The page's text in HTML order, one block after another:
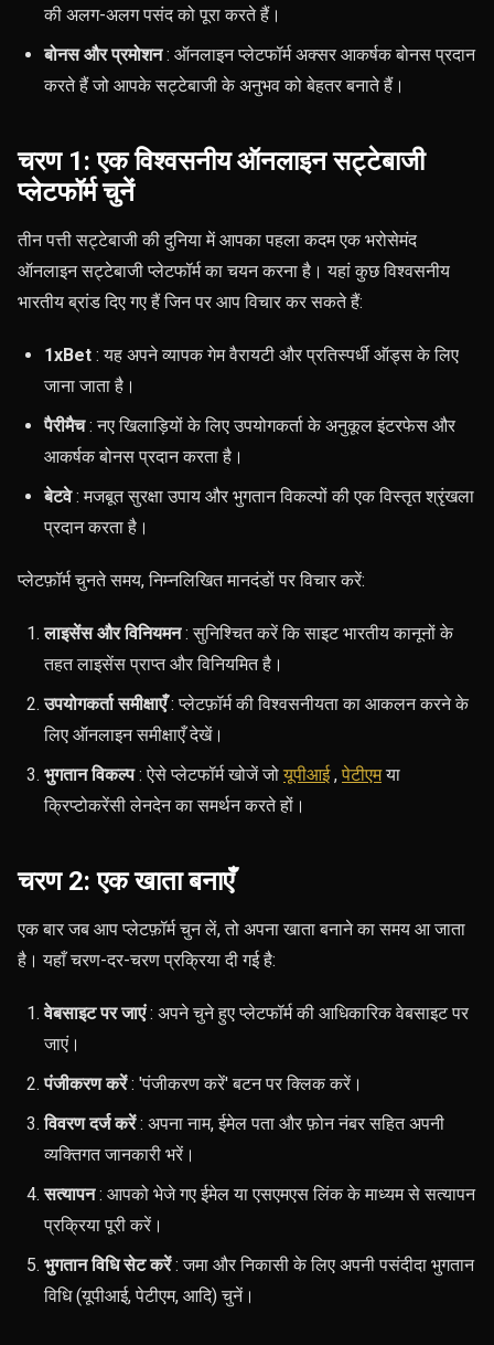
की अलग-अलग पसंद को पूरा करते हैं।
बोनस और प्रमोशन: ऑनलाइन प्लेटफॉर्म अक्सर आकर्षक बोनस प्रदान
करते हैं जो आपके सट्टेबाजी के अनुभव को बेहतर बनाते हैं।
चरण 1: एक विश्वसनीय ऑनलाइन सट्टेबाजी
प्लेटफॉर्म चुनें
तीन पत्ती सट्टेबाजी की दुनिया में आपका पहला कदम एक भरोसेमंद
ऑनलाइन सट्टेबाजी प्लेटफॉर्म का चयन करना है। यहां कुछ विश्वसनीय
भारतीय ब्रांड दिए गए हैं जिन पर आप विचार कर सकते हैं:
1xBet : यह अपने व्यापक गेम वैरायटी और प्रतिस्पर्धी ऑड्स के लिए
जाना जाता है।
पैरीमैच: नए खिलाड़ियों के लिए उपयोगकर्ता के अनुकूल इंटरफेस और
आकर्षक बोनस प्रदान करता है।
बेटवे: मजबूत सुरक्षा उपाय और भुगतान विकल्पों की एक विस्तृत श्रृंखला
प्रदान करता है।
प्लेटफ़ॉर्म चुनते समय, निम्नलिखित मानदंडों पर विचार करें:
लाइसेंस और विनियमन: सुनिश्चित करें कि साइट भारतीय कानूनों के
तहत लाइसेंस प्राप्त और विनियमित है।
उपयोगकर्ता समीक्षाएँ: प्लेटफ़ॉर्म की विश्वसनीयता का आकलन करने के
लिए ऑनलाइन समीक्षाएँ देखें।
भुगतान विकल्प: ऐसे प्लेटफॉर्म खोजें जोयूपीआई,पेटीएमया
क्रिप्टोकरेंसी लेनदेन का समर्थन करते हों।
चरण 2: एक खाता बनाएँ
एक बार जब आप प्लेटफ़ॉर्म चुन लें, तो अपना खाता बनाने का समय आ जाता
है। यहाँ चरण-दर-चरण प्रक्रिया दी गई है:
वेबसाइट पर जाएं: अपने चुने हुए प्लेटफॉर्म की आधिकारिक वेबसाइट पर
जाएं।
पंजीकरण करें: 'पंजीकरण करें' बटन पर क्लिक करें।
विवरण दर्ज करें: अपना नाम, ईमेल पता और फ़ोन नंबर सहित अपनी
व्यक्तिगत जानकारी भरें।
सत्यापन: आपको भेजे गए ईमेल या एसएमएस लिंक के माध्यम से सत्यापन
प्रक्रिया पूरी करें।
भुगतान विधि सेट करें: जमा और निकासी के लिए अपनी पसंदीदा भुगतान
विधि (यूपीआई, पेटीएम, आदि) चुनें।